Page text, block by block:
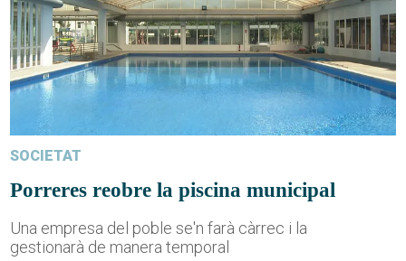
SOCIETAT
Porreres reobre la piscina municipal
Una empresa del poble se'n farà càrrec i la
gestionarà de manera temporal